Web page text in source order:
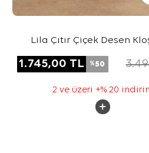
Lila Çıtır Çiçek Desen
1.745,00 TL %50
2 ve üzeri +% 20